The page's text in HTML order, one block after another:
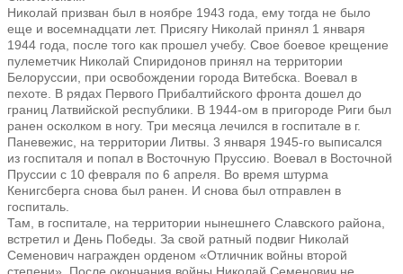
Николай призван был в ноябре 1943 года, ему тогда не было
еще и восемнадцати лет. Присягу Николай принял 1 января
1944 года, после того как прошел учебу. Свое боевое крещение
пулеметчик Николай Спиридонов принял на территории
Белоруссии, при освобождении города Витебска. Воевал в
пехоте. В рядах Первого Прибалтийского фронта дошел до
границ Латвийской республики. В 1944-ом в пригороде Риги был
ранен осколком в ногу. Три месяца лечился в госпитале в г.
Паневежис, на территории Литвы. 3 января 1945-го выписался
из госпиталя и попал в Восточную Пруссию. Воевал в Восточной
Пруссии с 10 февраля по 6 апреля. Во время штурма
Кенигсберга снова был ранен. И снова был отправлен в
госпиталь.
Там, в госпитале, на территории нынешнего Славского района,
встретил и День Победы. За свой ратный подвиг Николай
Семенович награжден орденом «Отличник войны второй